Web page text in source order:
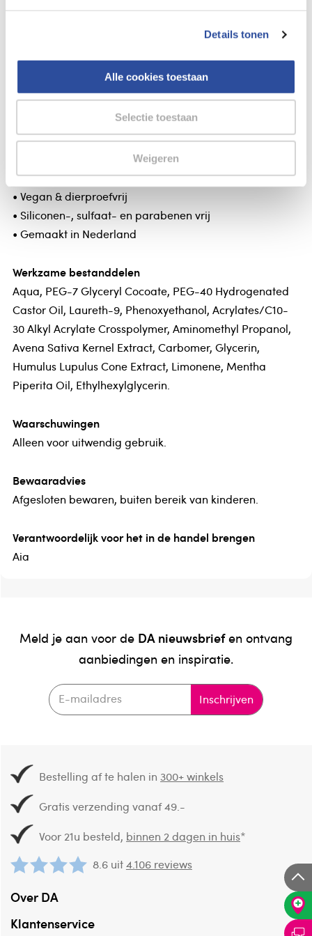
Details tonen
Alle cookies toestaan
Selectie toestaan
Weigeren
Gegevens
Aia* Delay gel
De gel voelt verfrissend aan en het licht verkoelende
effect kan helpen bij het uitstellen van het hoogtepunt.
Het product trek snel in de huid en heeft een
• 91% natuurlijk
• Vegan & dierproefvrij
• Siliconen-, sulfaat- en parabenen vrij
• Gemaakt in Nederland
Werkzame bestanddelen
Aqua, PEG-7 Glyceryl Cocoate, PEG-40 Hydrogenated
Castor Oil, Laureth-9, Phenoxyethanol, Acrylates/C10-
30 Alkyl Acrylate Crosspolymer, Aminomethyl Propanol,
Avena Sativa Kernel Extract, Carbomer, Glycerin,
Humulus Lupulus Cone Extract, Limonene, Mentha
Piperita Oil, Ethylhexylglycerin.
Waarschuwingen
Alleen voor uitwendig gebruik.
Bewaaradvies
Afgesloten bewaren, buiten bereik van kinderen.
Verantwoordelijk voor het in de handel brengen
Aia
Meld je aan voor de DA nieuwsbriefen ontvang
aanbiedingen en inspiratie.
Inschrijven
Bestelling af te halen in300+ winkels
Gratis verzending vanaf 49.-
Voor 21u besteld, binnen 2 dagen in huis*
8.6 uit4.106 reviews
Over DA
Klantenservice